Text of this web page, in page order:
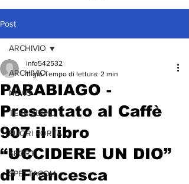
Post
ARCHIVIO
NEWS
TERRITORIO
FUORI PORTA
SPORT
SPETTACOLI
ARCHIVIO
PARABIAGO -
Presentato al Caffè
907 il libro
“UCCIDERE UN DIO”
di Francesca
info542532
11 giu Tempo di lettura: 2 min